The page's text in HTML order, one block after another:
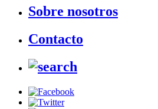
Sobre nosotros
Contacto